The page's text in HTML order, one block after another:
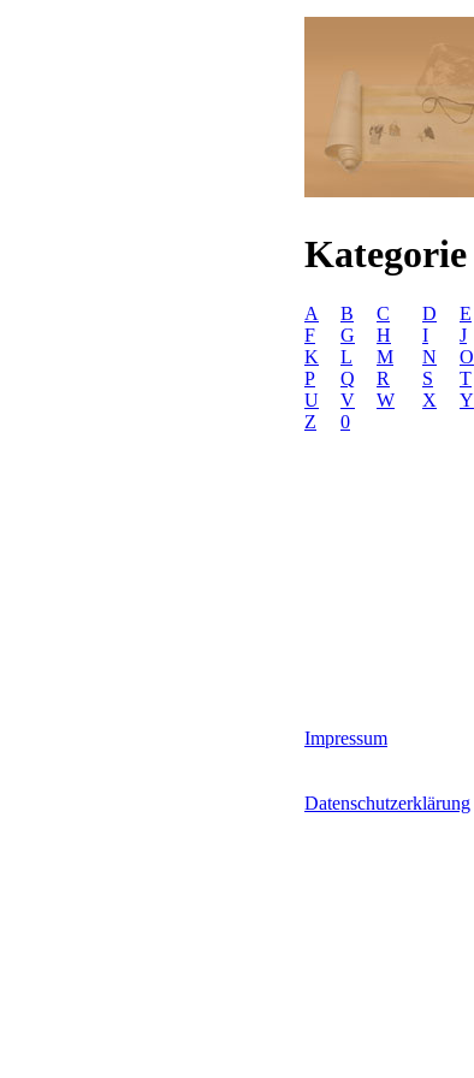
Kategorie
A B C D
E
F
G H I
J
K
L M N
O
P
Q R S
T
U
V W X
Y
Z
0
Impressum
Datenschutzerklärung